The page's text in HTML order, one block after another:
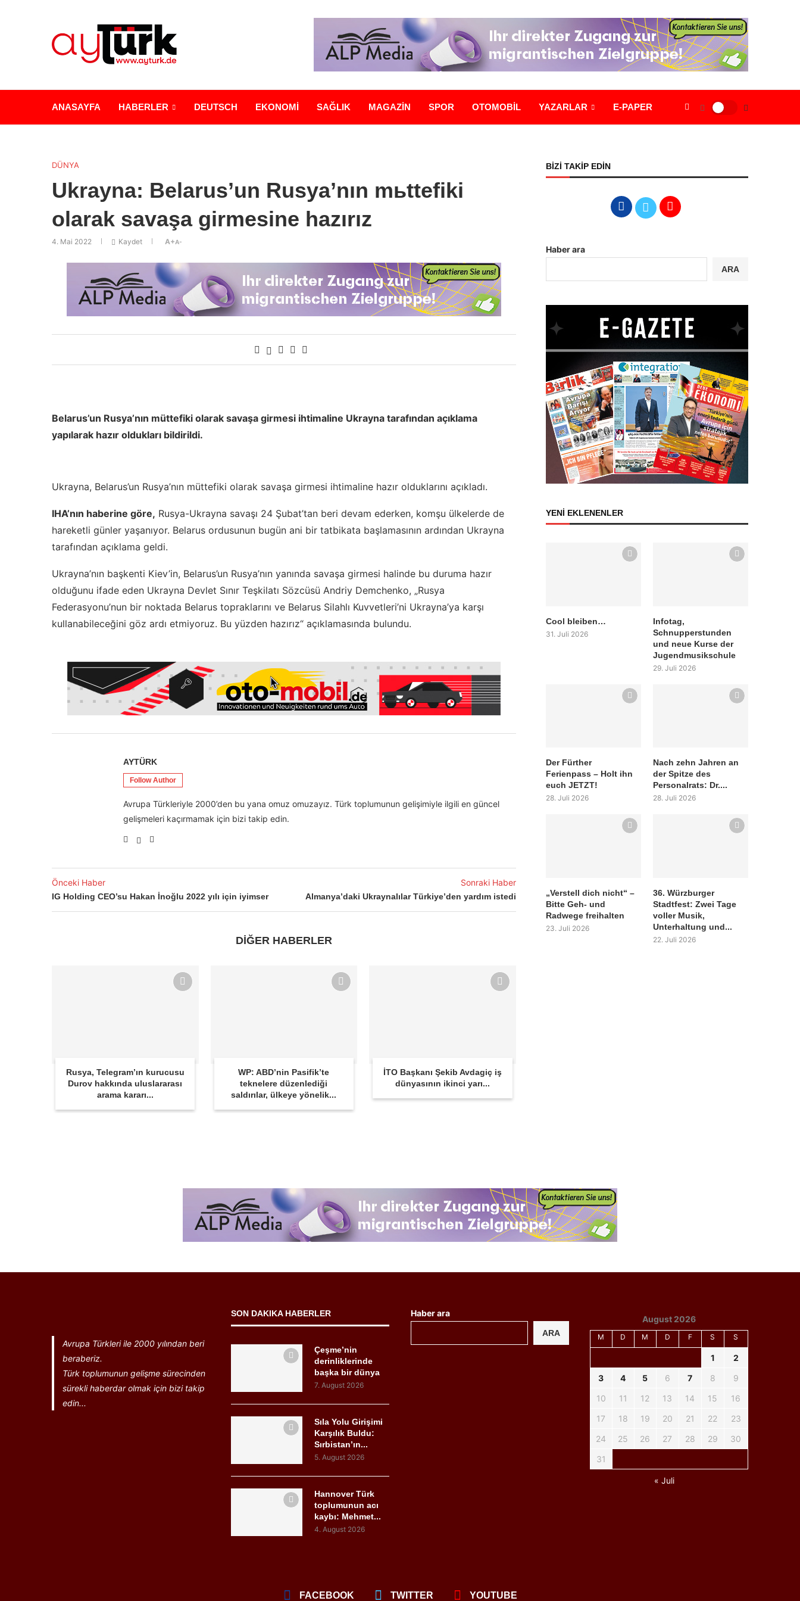
ANASAYFA HABERLER DEUTSCH EKONOMİ SAĞLIK MAGAZİN SPOR OTOMOBİL YAZARLAR E-PAPER
DÜNYA
Ukrayna: Belarus’un Rusya’nın mьttefiki
olarak savaşa girmesine hazırız
4. Mai 2022 Kaydet A+A-
Belarus’un Rusya’nın müttefiki olarak savaşa girmesi ihtimaline Ukrayna tarafından açıklama
yapılarak hazır oldukları bildirildi.
Ukrayna, Belarus’un Rusya’nın müttefiki olarak savaşa girmesi ihtimaline hazır olduklarını açıkladı.
IHA’nın haberine göre, Rusya-Ukrayna savaşı 24 Şubat’tan beri devam ederken, komşu ülkelerde de
hareketli günler yaşanıyor. Belarus ordusunun bugün ani bir tatbikata başlamasının ardından Ukrayna
tarafından açıklama geldi.
Ukrayna’nın başkenti Kiev’in, Belarus’un Rusya’nın yanında savaşa girmesi halinde bu duruma hazır
olduğunu ifade eden Ukrayna Devlet Sınır Teşkilatı Sözcüsü Andriy Demchenko, „Rusya
Federasyonu’nun bir noktada Belarus topraklarını ve Belarus Silahlı Kuvvetleri’ni Ukrayna’ya karşı
kullanabileceğini göz ardı etmiyoruz. Bu yüzden hazırız“ açıklamasında bulundu.
AYTÜRK
Follow Author
Avrupa Türkleriyle 2000’den bu yana omuz omuzayız. Türk toplumunun gelişimiyle ilgili en güncel
gelişmeleri kaçırmamak için bizi takip edin.
Önceki Haber
IG Holding CEO’su Hakan İnoğlu 2022 yılı için iyimser
Sonraki Haber
Almanya’daki Ukraynalılar Türkiye’den yardım istedi
DİĞER HABERLER
Rusya, Telegram’ın kurucusu
Durov hakkında uluslararası
arama kararı...
WP: ABD’nin Pasifik’te
teknelere düzenlediği
saldırılar, ülkeye yönelik...
İTO Başkanı Şekib Avdagiç iş
dünyasının ikinci yarı...
BİZİ TAKİP EDİN
Haber ara
ARA
YENİ EKLENENLER
Cool bleiben…
31. Juli 2026
Infotag,
Schnupperstunden
und neue Kurse der
Jugendmusikschule
29. Juli 2026
Der Fürther
Ferienpass – Holt ihn
euch JETZT!
28. Juli 2026
Nach zehn Jahren an
der Spitze des
Personalrats: Dr....
28. Juli 2026
„Verstell dich nicht“ –
Bitte Geh- und
Radwege freihalten
23. Juli 2026
36. Würzburger
Stadtfest: Zwei Tage
voller Musik,
Unterhaltung und...
22. Juli 2026
Avrupa Türkleri ile 2000 yılından beri
beraberiz.
Türk toplumunun gelişme sürecinden
sürekli haberdar olmak için bizi takip
edin...
SON DAKIKA HABERLER
Çeşme’nin
derinliklerinde
başka bir dünya
7. August 2026
Sıla Yolu Girişimi
Karşılık Buldu:
Sırbistan’ın...
5. August 2026
Hannover Türk
toplumunun acı
kaybı: Mehmet...
4. August 2026
Haber ara
ARA
August 2026
M D M D F S S
1
2
3
4 5 6 7 8
9
10
11 12 13 14 15
16
17
18 19 20 21 22
23
24
25 26 27 28 29
30
31
« Juli
FACEBOOK TWITTER YOUTUBE